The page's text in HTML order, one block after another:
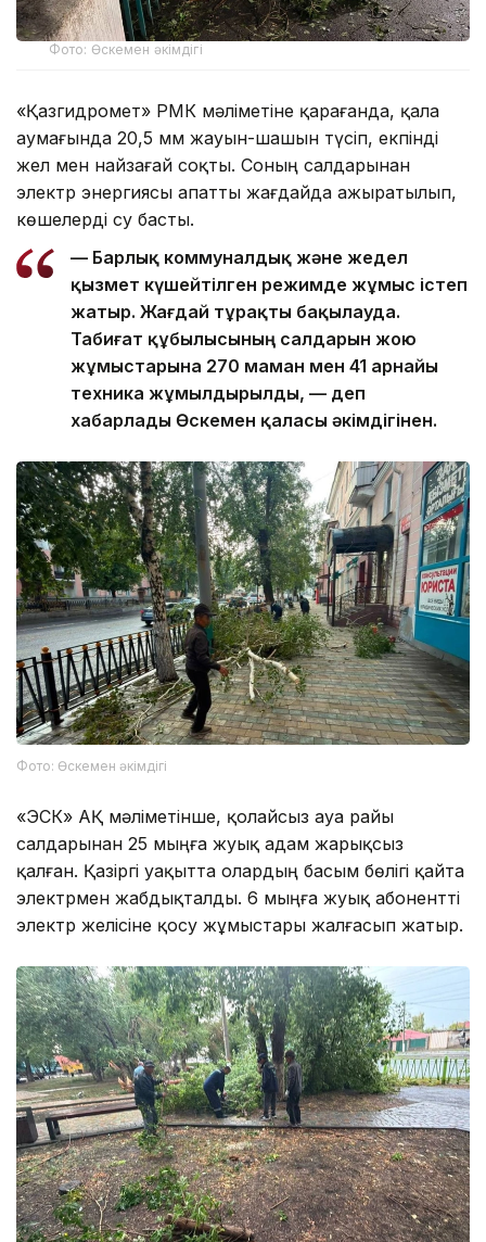
Фото: Өскемен әкімдігі
«Қазгидромет» РМК мәліметіне қарағанда, қала
аумағында 20,5 мм жауын-шашын түсіп, екпінді
жел мен найзағай соқты. Соның салдарынан
электр энергиясы апатты жағдайда ажыратылып,
көшелерді су басты.
— Барлық коммуналдық және жедел
қызмет күшейтілген режимде жұмыс істеп
жатыр. Жағдай тұрақты бақылауда.
Табиғат құбылысының салдарын жою
жұмыстарына 270 маман мен 41 арнайы
техника жұмылдырылды, — деп
хабарлады Өскемен қаласы әкімдігінен.
Фото: Өскемен әкімдігі
«ӨЭСК» АҚ мәліметінше, қолайсыз ауа райы
салдарынан 25 мыңға жуық адам жарықсыз
қалған. Қазіргі уақытта олардың басым бөлігі қайта
электрмен жабдықталды. 6 мыңға жуық абонентті
электр желісіне қосу жұмыстары жалғасып жатыр.